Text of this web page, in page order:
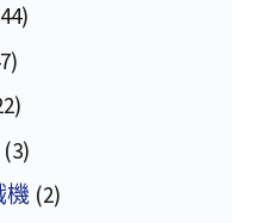
(3)
機 (2)